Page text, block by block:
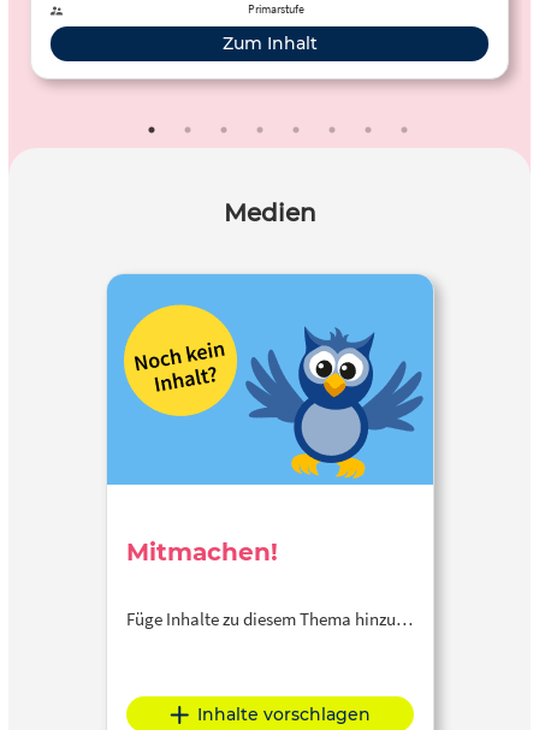
Primarstufe
Zum Inhalt
Medien
Mitmachen!
Füge Inhalte zu diesem Thema hinzu…
Inhalte vorschlagen